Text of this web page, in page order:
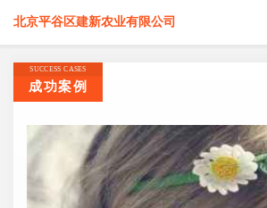
北京平谷区建新农业有限公司
SUCCESS CASES
成功案例